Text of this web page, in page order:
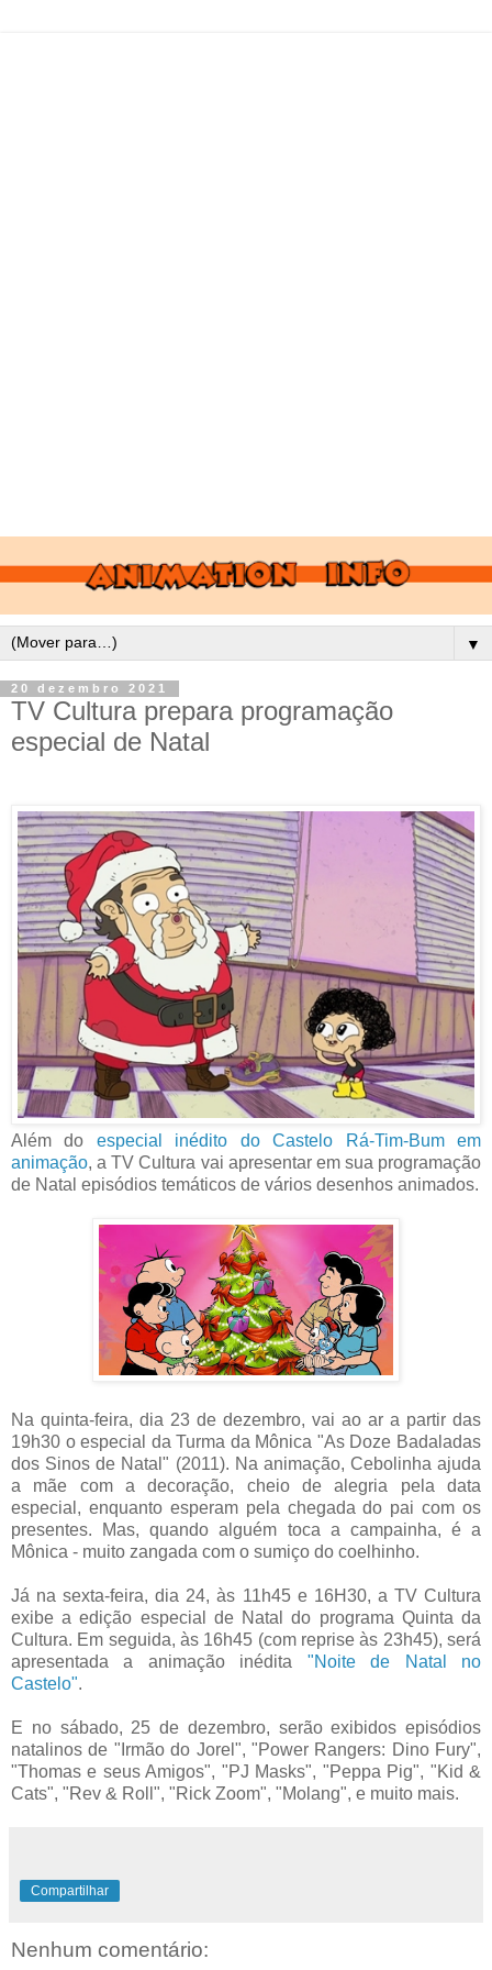
▼
20 dezembro 2021
TV Cultura prepara programação
especial de Natal
Além do especial inédito do Castelo Rá-Tim-Bum em
animação, a TV Cultura vai apresentar em sua programação
de Natal episódios temáticos de vários desenhos animados.
Na quinta-feira, dia 23 de dezembro, vai ao ar a partir das
19h30 o especial da Turma da Mônica "As Doze Badaladas
dos Sinos de Natal" (2011). Na animação, Cebolinha ajuda
a mãe com a decoração, cheio de alegria pela data
especial, enquanto esperam pela chegada do pai com os
presentes. Mas, quando alguém toca a campainha, é a
Mônica - muito zangada com o sumiço do coelhinho.
Já na sexta-feira, dia 24, às 11h45 e 16H30, a TV Cultura
exibe a edição especial de Natal do programa Quinta da
Cultura. Em seguida, às 16h45 (com reprise às 23h45), será
apresentada a animação inédita "Noite de Natal no
Castelo".
E no sábado, 25 de dezembro, serão exibidos episódios
natalinos de "Irmão do Jorel", "Power Rangers: Dino Fury",
"Thomas e seus Amigos", "PJ Masks", "Peppa Pig", "Kid &
Cats", "Rev & Roll", "Rick Zoom", "Molang", e muito mais.
Compartilhar
Nenhum comentário: